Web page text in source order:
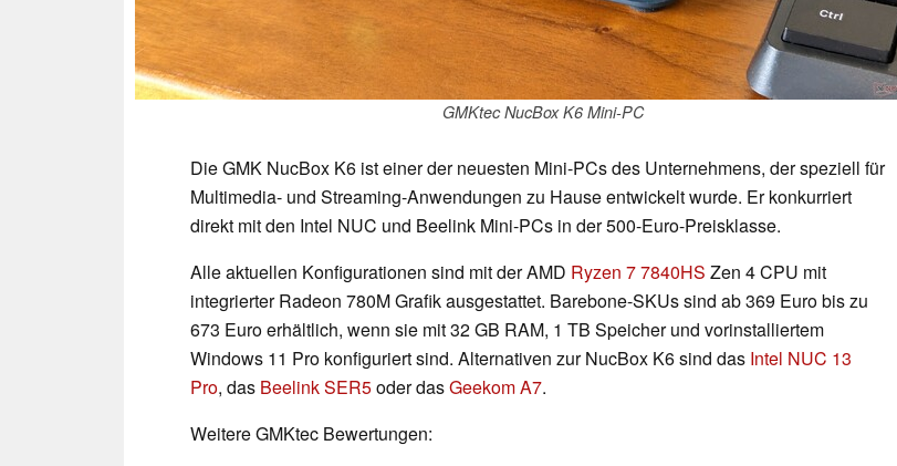
GMKtec NucBox K6 Mini-PC
Die GMK NucBox K6 ist einer der neuesten Mini-PCs des Unternehmens, der speziell für
Multimedia- und Streaming-Anwendungen zu Hause entwickelt wurde. Er konkurriert
direkt mit den Intel NUC und Beelink Mini-PCs in der 500-Euro-Preisklasse.
Alle aktuellen Konfigurationen sind mit der AMD Ryzen 7 7840HS Zen 4 CPU mit
integrierter Radeon 780M Grafik ausgestattet. Barebone-SKUs sind ab 369 Euro bis zu
673 Euro erhältlich, wenn sie mit 32 GB RAM, 1 TB Speicher und vorinstalliertem
Windows 11 Pro konfiguriert sind. Alternativen zur NucBox K6 sind das Intel NUC 13
Pro, das Beelink SER5oder dasGeekom A7.
Weitere GMKtec Bewertungen: